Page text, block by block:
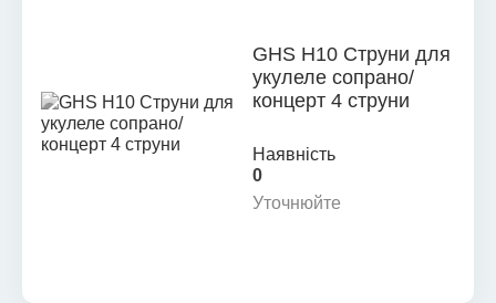
GHS H10 Струни для
укулеле сопрано/
концерт 4 струни
Наявність
0
Уточнюйте